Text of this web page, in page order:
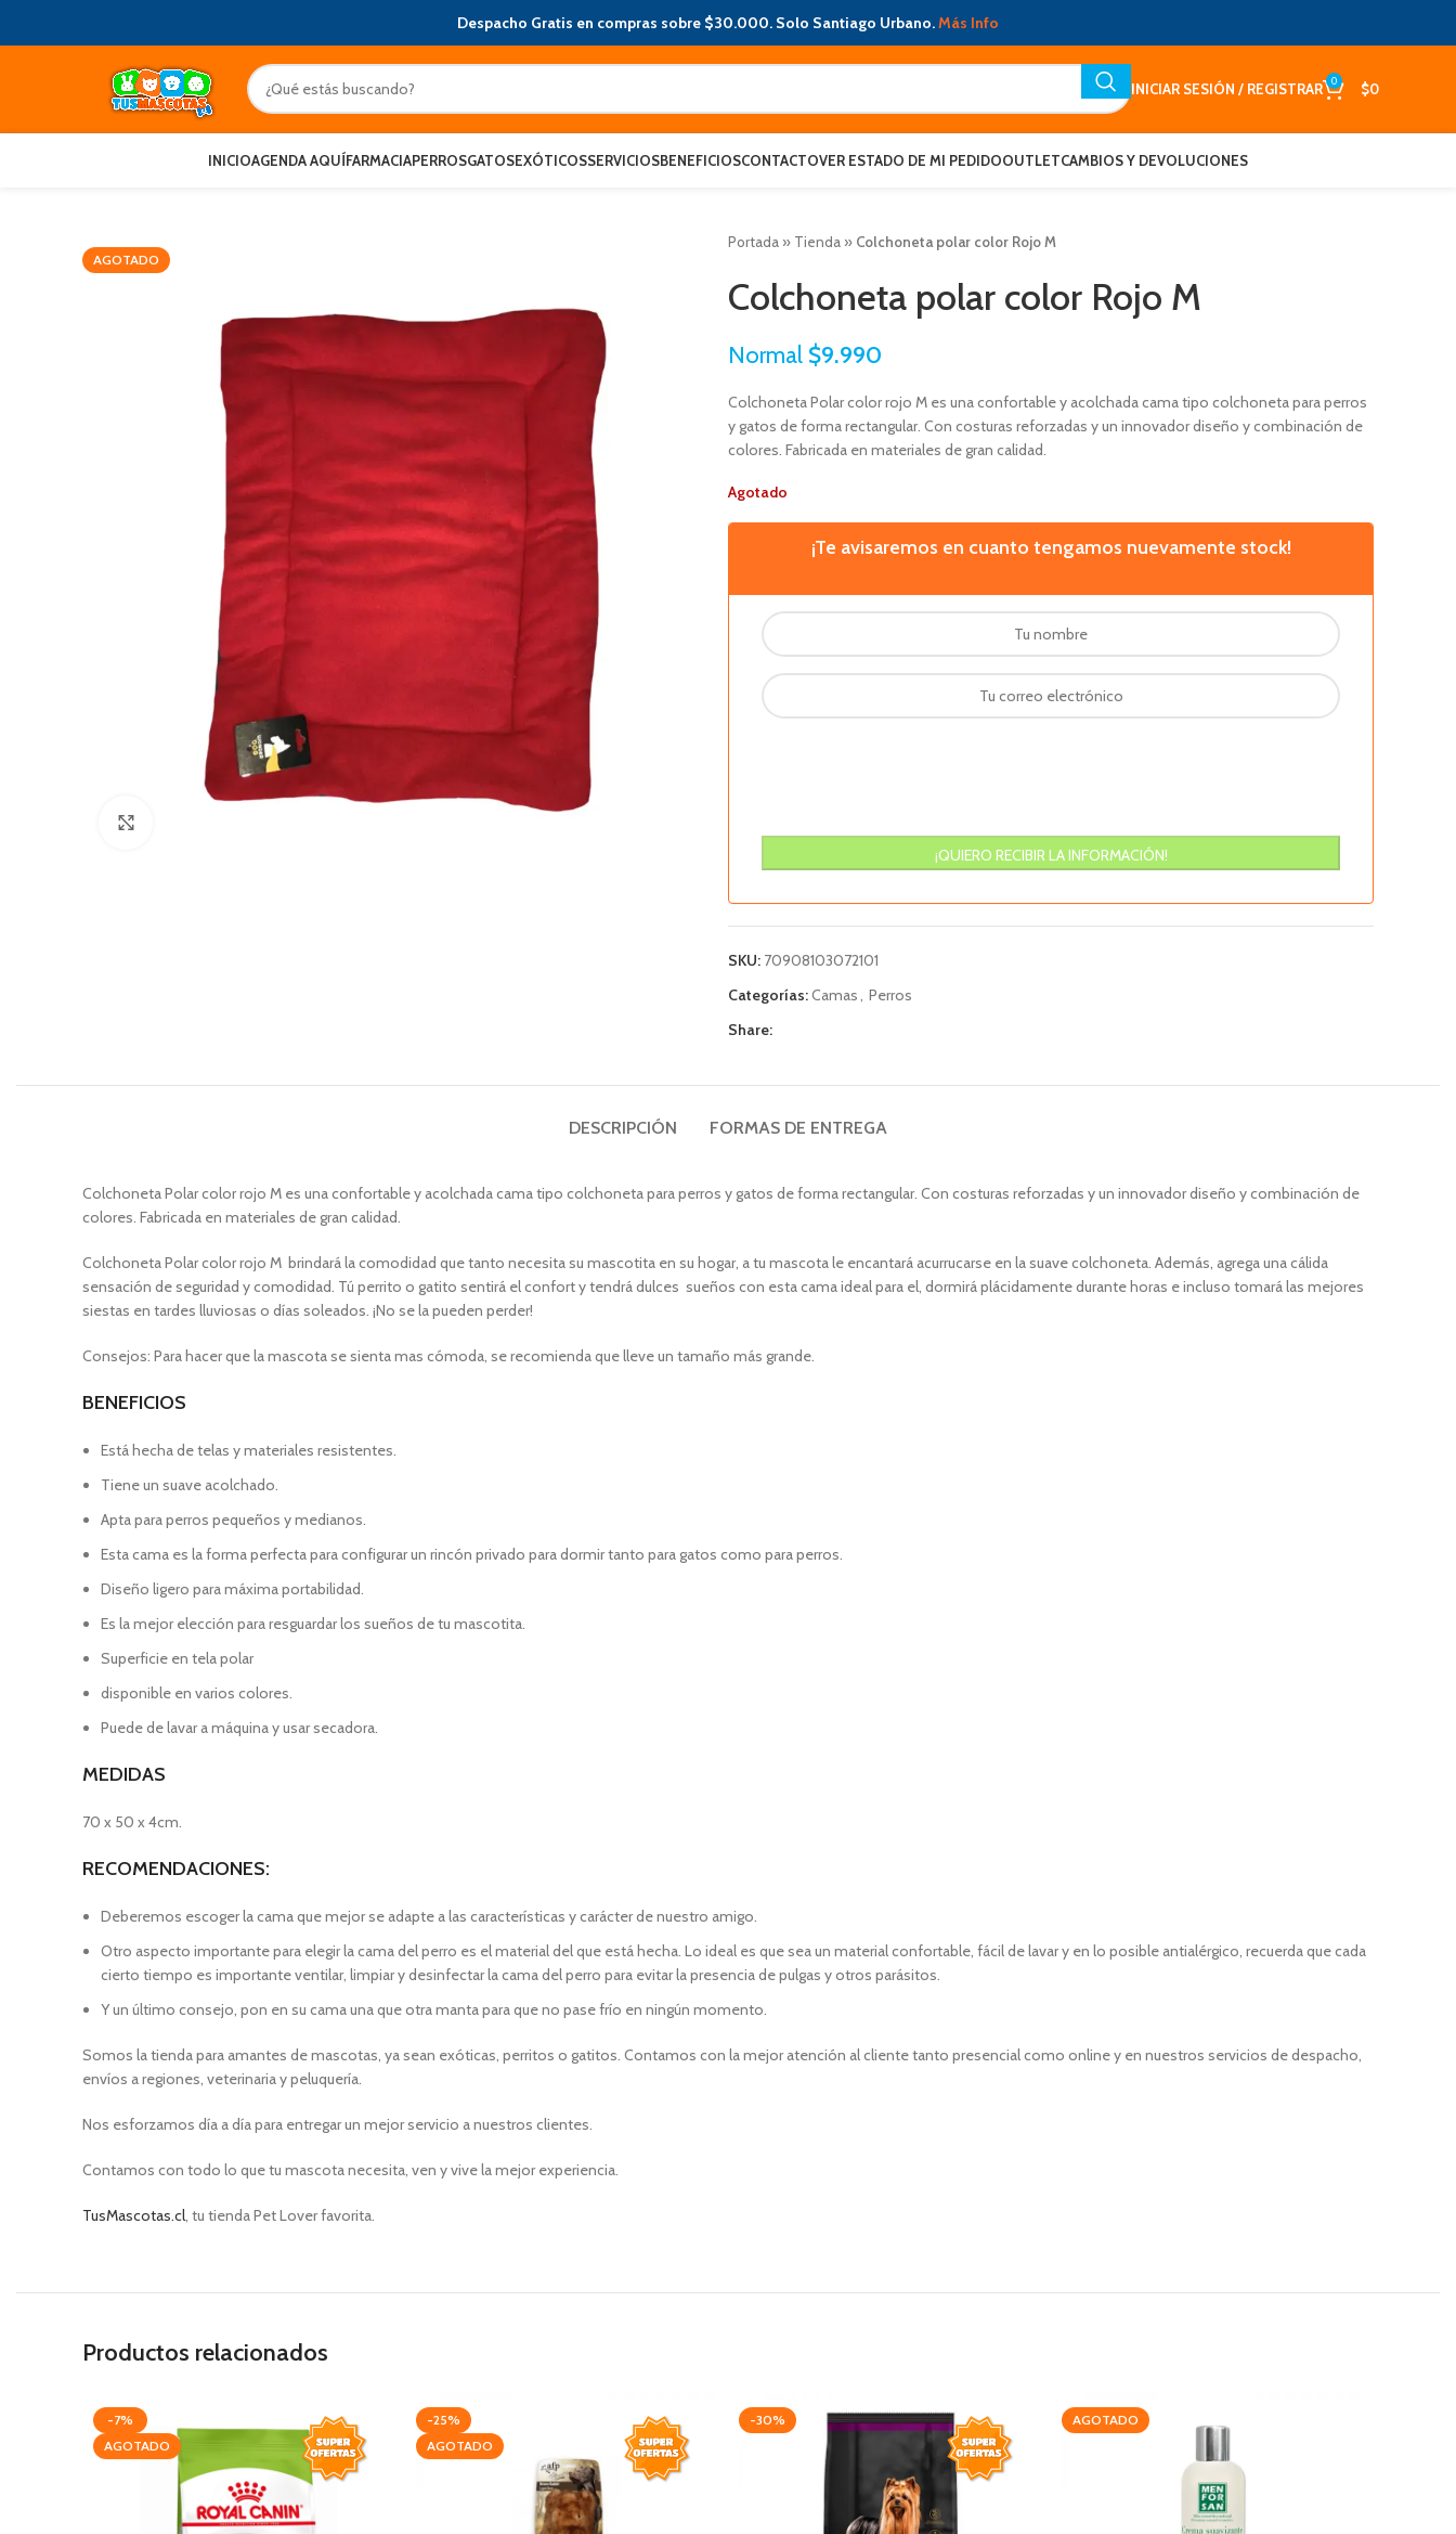
Despacho Gratis en compras sobre $30.000. Solo Santiago Urbano.Más Info
INICIAR SESIÓN / REGISTRAR 0 $0
INICIOAGENDA AQUÍFARMACIAPERROSGATOSEXÓTICOSSERVICIOSBENEFICIOSCONTACTOVER ESTADO DE MI PEDIDOOUTLETCAMBIOS Y DEVOLUCIONES
AGOTADO
Portada » Tienda » Colchoneta polar color Rojo M
Colchoneta polar color Rojo M
Normal $9.990
Colchoneta Polar color rojo M es una confortable y acolchada cama tipo colchoneta para perros
y gatos de forma rectangular. Con costuras reforzadas y un innovador diseño y combinación de
colores. Fabricada en materiales de gran calidad.
Agotado
¡Te avisaremos en cuanto tengamos nuevamente stock!
SKU: 70908103072101
Categorías:Camas, Perros
Share:
DESCRIPCIÓN FORMAS DE ENTREGA
Colchoneta Polar color rojo M es una confortable y acolchada cama tipo colchoneta para perros y gatos de forma rectangular. Con costuras reforzadas y un innovador diseño y combinación de
colores. Fabricada en materiales de gran calidad.
Colchoneta Polar color rojo M brindará la comodidad que tanto necesita su mascotita en su hogar, a tu mascota le encantará acurrucarse en la suave colchoneta. Además, agrega una cálida
sensación de seguridad y comodidad. Tú perrito o gatito sentirá el confort y tendrá dulces sueños con esta cama ideal para el, dormirá plácidamente durante horas e incluso tomará las mejores
siestas en tardes lluviosas o días soleados. ¡No se la pueden perder!
Consejos: Para hacer que la mascota se sienta mas cómoda, se recomienda que lleve un tamaño más grande.
BENEFICIOS
Está hecha de telas y materiales resistentes.
Tiene un suave acolchado.
Apta para perros pequeños y medianos.
Esta cama es la forma perfecta para configurar un rincón privado para dormir tanto para gatos como para perros.
Diseño ligero para máxima portabilidad.
Es la mejor elección para resguardar los sueños de tu mascotita.
Superficie en tela polar
disponible en varios colores.
Puede de lavar a máquina y usar secadora.
MEDIDAS
70 x 50 x 4cm.
RECOMENDACIONES:
Deberemos escoger la cama que mejor se adapte a las características y carácter de nuestro amigo.
Otro aspecto importante para elegir la cama del perro es el material del que está hecha. Lo ideal es que sea un material confortable, fácil de lavar y en lo posible antialérgico, recuerda que cada
cierto tiempo es importante ventilar, limpiar y desinfectar la cama del perro para evitar la presencia de pulgas y otros parásitos.
Y un último consejo, pon en su cama una que otra manta para que no pase frío en ningún momento.
Somos la tienda para amantes de mascotas, ya sean exóticas, perritos o gatitos. Contamos con la mejor atención al cliente tanto presencial como online y en nuestros servicios de despacho,
envíos a regiones, veterinaria y peluquería.
Nos esforzamos día a día para entregar un mejor servicio a nuestros clientes.
Contamos con todo lo que tu mascota necesita, ven y vive la mejor experiencia.
TusMascotas.cl, tu tienda Pet Lover favorita.
Productos relacionados
-7%
AGOTADO
-25%
AGOTADO
-30% AGOTADO